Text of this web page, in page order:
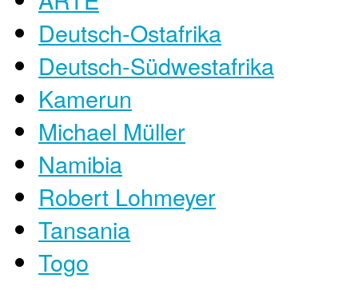
Deutsch-Ostafrika
Deutsch-Südwestafrika
Kamerun
Michael Müller
Namibia
Robert Lohmeyer
Tansania
Togo